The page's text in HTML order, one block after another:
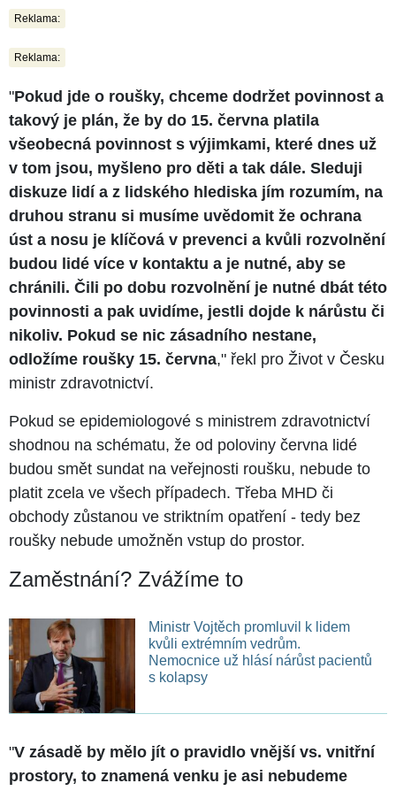
Reklama:
Reklama:
"Pokud jde o roušky, chceme dodržet povinnost a
takový je plán, že by do 15. června platila
všeobecná povinnost s výjimkami, které dnes už
v tom jsou, myšleno pro děti a tak dále. Sleduji
diskuze lidí a z lidského hlediska jím rozumím, na
druhou stranu si musíme uvědomit že ochrana
úst a nosu je klíčová v prevenci a kvůli rozvolnění
budou lidé více v kontaktu a je nutné, aby se
chránili. Čili po dobu rozvolnění je nutné dbát této
povinnosti a pak uvidíme, jestli dojde k nárůstu či
nikoliv. Pokud se nic zásadního nestane,
odložíme roušky 15. června," řekl pro Život v Česku
ministr zdravotnictví.
Pokud se epidemiologové s ministrem zdravotnictví
shodnou na schématu, že od poloviny června lidé
budou smět sundat na veřejnosti roušku, nebude to
platit zcela ve všech případech. Třeba MHD či
obchody zůstanou ve striktním opatření - tedy bez
roušky nebude umožněn vstup do prostor.
Zaměstnání? Zvážíme to
Ministr Vojtěch promluvil k lidem
kvůli extrémním vedrům.
Nemocnice už hlásí nárůst pacientů
s kolapsy
"V zásadě by mělo jít o pravidlo vnější vs. vnitřní
prostory, to znamená venku je asi nebudeme